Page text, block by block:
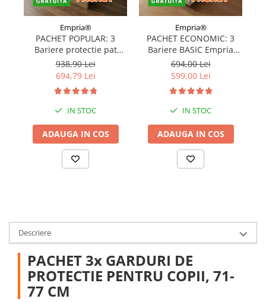
Empria®
PACHET POPULAR: 3
Bariere protectie pat
copii, SELECT, 160x200
cm
938,90 Lei
694,79 Lei
IN STOC
ADAUGA IN COS
Empria®
PACHET ECONOMIC: 3
Bariere BASIC Empria
protectie pat 160X200 cm
+ bara stabilizatoare
694,00 Lei
599,00 Lei
IN STOC
ADAUGA IN COS
Descriere
PACHET 3x GARDURI DE
PROTECTIE PENTRU COPII, 71-
77 CM